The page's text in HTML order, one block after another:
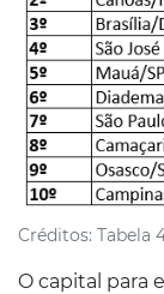
Créditos: Tabela
O capital para